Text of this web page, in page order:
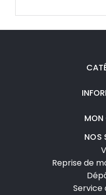
MON
NOS
Reprise de
Service